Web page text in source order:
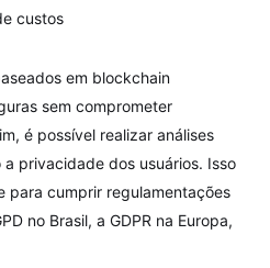
custos
em blockchain
sem comprometer
é possível realizar análises
privacidade dos usuários. Isso
para cumprir regulamentações
no Brasil, a GDPR na Europa,